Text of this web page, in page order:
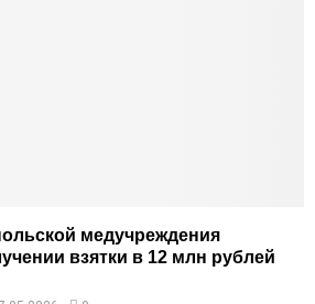
медучреждения
взятки в 12 млн рублей